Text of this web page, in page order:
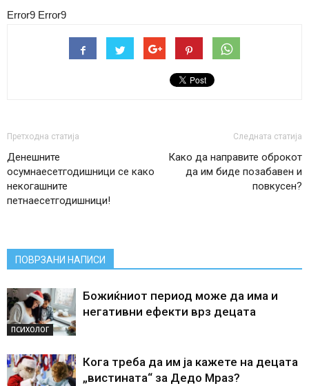
Error9 Error9
Претходна статија
Денешните
осумнаесетгодишници се како
некогашните
петнаесетгодишници!
Следната статија
Како да направите оброкот
да им биде позабавен и
повкусен?
ПОВРЗАНИ НАПИСИ
ПСИХОЛОГ
Божиќниот период може да има и
негативни ефекти врз децата
Кога треба да им ја кажете на децата
„вистината“ за Дедо Мраз?